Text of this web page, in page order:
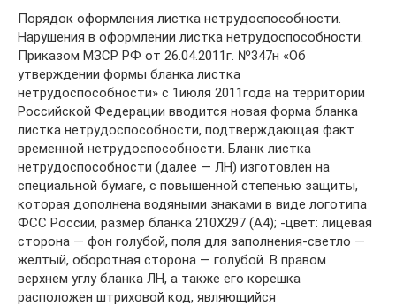
Порядок оформления листка нетрудоспособности.
Нарушения в оформлении листка нетрудоспособности.
Приказом МЗСР РФ от 26.04.2011г. №347н «Об
утверждении формы бланка листка
нетрудоспособности» с 1июля 2011года на территории
Российской Федерации вводится новая форма бланка
листка нетрудоспособности, подтверждающая факт
временной нетрудоспособности. Бланк листка
нетрудоспособности (далее — ЛН) изготовлен на
специальной бумаге, с повышенной степенью защиты,
которая дополнена водяными знаками в виде логотипа
ФСС России, размер бланка 210Х297 (А4); -цвет: лицевая
сторона — фон голубой, поля для заполнения-светло —
желтый, оборотная сторона — голубой. В правом
верхнем углу бланка ЛН, а также его корешка
расположен штриховой код, являющийся